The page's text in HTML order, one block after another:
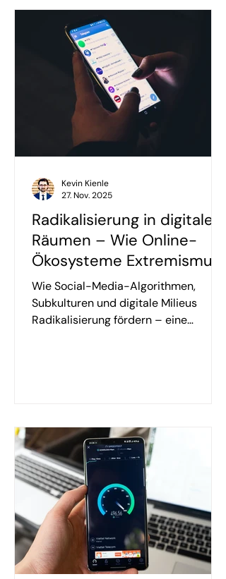
Radikalisierung in digitalen
Räumen – Wie Online-
Ökosysteme Extremismus
normalisieren
Wie Social-Media-Algorithmen,
Subkulturen und digitale Milieus
Radikalisierung fördern – eine
Kevin Kienle
27. Nov. 2025